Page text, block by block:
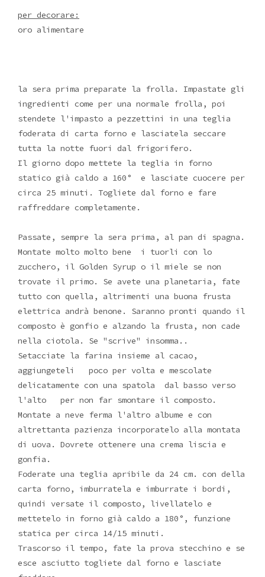
per decorare:
oro alimentare
la sera prima preparate la frolla. Impastate gli
ingredienti come per una normale frolla, poi
stendete l'impasto a pezzettini in una teglia
foderata di carta forno e lasciatela seccare
tutta la notte fuori dal frigorifero.
Il giorno dopo mettete la teglia in forno
statico già caldo a 160° e lasciate cuocere per
circa 25 minuti. Togliete dal forno e fare
raffreddare completamente.
Passate, sempre la sera prima, al pan di spagna.
Montate molto molto bene i tuorli con lo
zucchero, il Golden Syrup o il miele se non
trovate il primo. Se avete una planetaria, fate
tutto con quella, altrimenti una buona frusta
elettrica andrà benone. Saranno pronti quando il
composto è gonfio e alzando la frusta, non cade
nella ciotola. Se "scrive" insomma..
Setacciate la farina insieme al cacao,
aggiungeteli poco per volta e mescolate
delicatamente con una spatola dal basso verso
l'alto per non far smontare il composto.
Montate a neve ferma l'altro albume e con
altrettanta pazienza incorporatelo alla montata
di uova. Dovrete ottenere una crema liscia e
gonfia.
Foderate una teglia apribile da 24 cm. con della
carta forno, imburratela e imburrate i bordi,
quindi versate il composto, livellatelo e
mettetelo in forno già caldo a 180°, funzione
statica per circa 14/15 minuti.
Trascorso il tempo, fate la prova stecchino e se
esce asciutto togliete dal forno e lasciate